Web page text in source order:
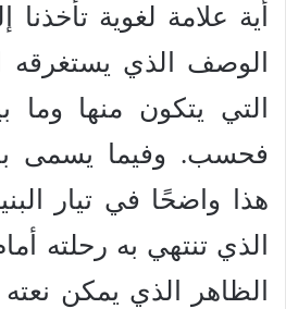
أية علامة لغوية
الوصف الذي يستغرقه
التي يتكون منها وما
فحسب. وفيما يسمى
هذا واضحًا في تيار
الذي تنتهي به رحلته
الظاهر الذي يمكن